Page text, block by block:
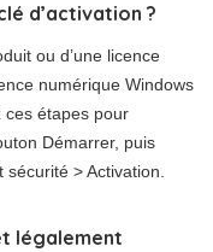
d’activation ?
ou d’une licence
numérique Windows
ces étapes pour
Démarrer, puis
> Activation.
légalement